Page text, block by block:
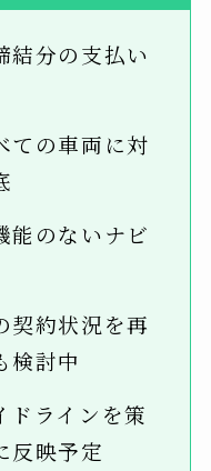
結分の支払い
ての車両に対
能のないナビ
契約状況を再
検討中
ドラインを策
反映予定